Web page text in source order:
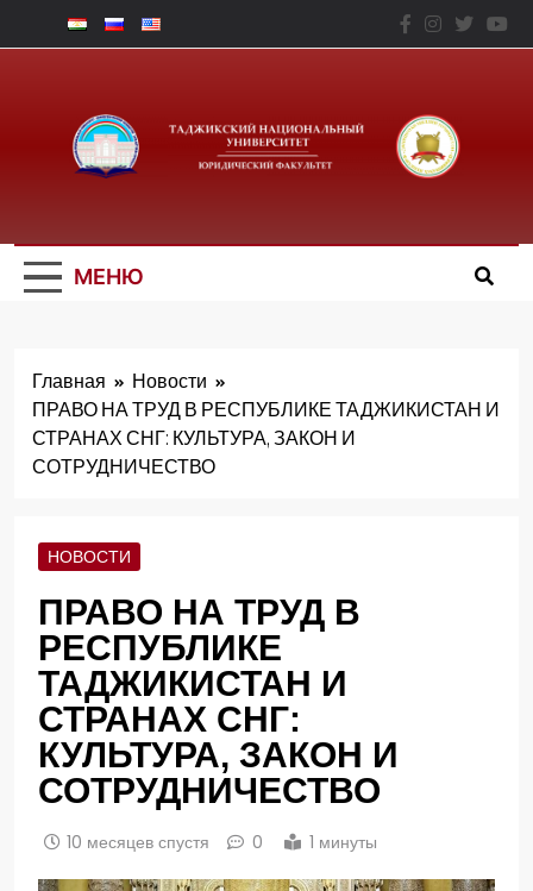
Перейти
к
Юридический
Факальтет – ТНУ
МЕНЮ
Главная
Новости
ПРАВО НА ТРУД В РЕСПУБЛИКЕ ТАДЖИКИСТАН И
СТРАНАХ СНГ: КУЛЬТУРА, ЗАКОН И
СОТРУДНИЧЕСТВО
НОВОСТИ
ПРАВО НА ТРУД В
РЕСПУБЛИКЕ
ТАДЖИКИСТАН И
СТРАНАХ СНГ:
КУЛЬТУРА, ЗАКОН И
СОТРУДНИЧЕСТВО
10 месяцев спустя 0 1 минуты